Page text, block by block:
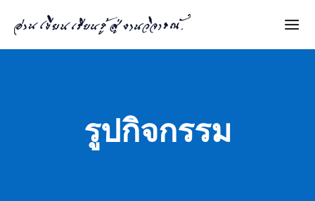
รูปกิจกรรม